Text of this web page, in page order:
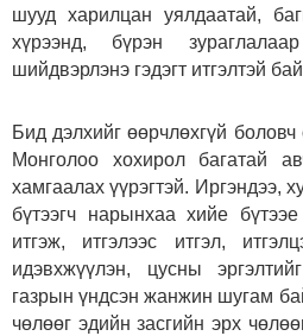
шууд харилцан уялдаатай,
хүрээнд, бүрэн
шийдвэрлэнэ гэдэгт итгэлтэй
Бид дэлхийг өөрчлөхгүй
Монголоо хохирол багатай
хамгаалах үүрэгтэй. Иргэндээ,
бүтээгч нарынхаа хийе
итгэж, итгэлээс итгэл,
идэвхжүүлэн, цусны
газрын үндсэн жанжин шугам
чөлөөг эдийн засгийн эрх